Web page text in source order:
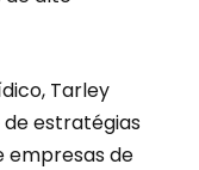
Tarley
estratégias
empresas de